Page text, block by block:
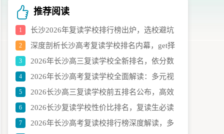
推荐阅读
1
长沙2026年复读学校排行榜出炉，选校避坑
指南速看
2
深度剖析长沙高考复读学校排名内幕，get择
校实用技巧
3
2026年长沙高三复读学校全新排名，依分数
段择校避坑指南
4
2026年长沙高考复读学校全面解读：多元视
角下的理性选校策略
5
2026长沙高三复读学校前五排名公布，高效
择校指南呈上
6
2026长沙复读学校性价比排名，复读生必读
指南
7
2026年长沙高考复读校排行榜深度解读，多